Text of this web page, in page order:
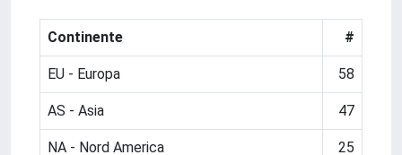
Continente #
EU - Europa 58
AS - Asia 47
NA - Nord America 25